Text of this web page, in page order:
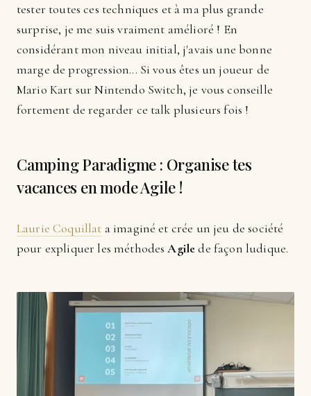
tester toutes ces techniques et à ma plus grande
surprise, je me suis vraiment amélioré ! En
considérant mon niveau initial, j'avais une bonne
marge de progression... Si vous êtes un joueur de
Mario Kart sur Nintendo Switch, je vous conseille
fortement de regarder ce talk plusieurs fois !
Camping Paradigme : Organise tes
vacances en mode Agile !
Laurie Coquillat a imaginé et crée un jeu de société
pour expliquer les méthodesAgilede façon ludique.